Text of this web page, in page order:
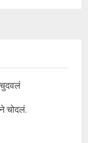
चुदवलं
चोदलं.